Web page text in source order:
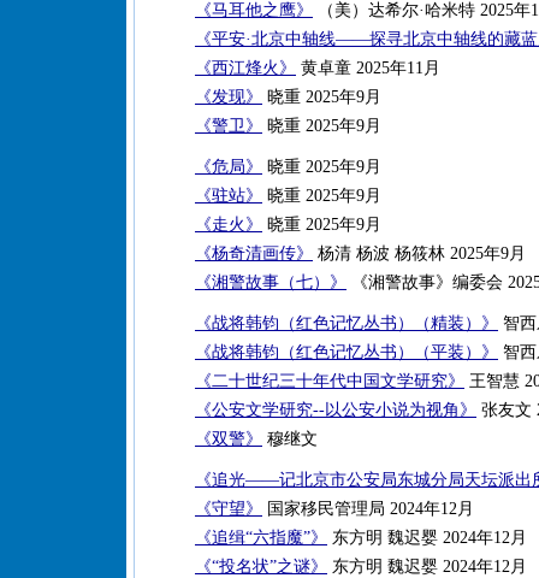
《马耳他之鹰》
（美）达希尔·哈米特 2025年
《平安·北京中轴线——探寻北京中轴线的藏
《西江烽火》
黄卓童 2025年11月
《发现》
晓重 2025年9月
《警卫》
晓重 2025年9月
《危局》
晓重 2025年9月
《驻站》
晓重 2025年9月
《走火》
晓重 2025年9月
《杨奇清画传》
杨清 杨波 杨筱林 2025年9月
《湘警故事（七）》
《湘警故事》编委会
《战将韩钧（红色记忆丛书）（精装）》
智西
《战将韩钧（红色记忆丛书）（平装）》
智西
《二十世纪三十年代中国文学研究》
王智慧
《公安文学研究--以公安小说为视角》
张友文
《双警》
穆继文
《追光——记北京市公安局东城分局天坛派出
《守望》
国家移民管理局 2024年12月
《追缉“六指魔”》
东方明 魏迟婴 2024年12月
《“投名状”之谜》
东方明 魏迟婴 2024年12月